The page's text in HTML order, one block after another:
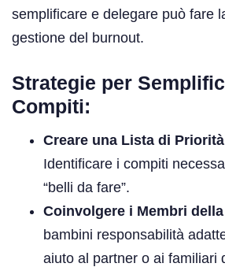
semplificare e delegare può fare
gestione del burnout.
Strategie per
Compiti:
Creare una Lista di
Identificare i compiti
“belli da fare”.
Coinvolgere i Membri
bambini responsabilità
aiuto al partner o ai familiari